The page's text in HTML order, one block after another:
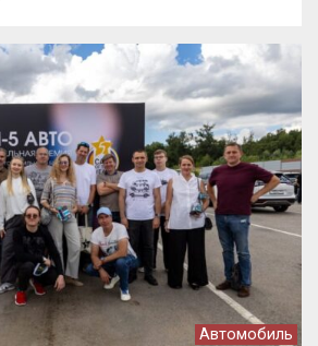
Автомобиль